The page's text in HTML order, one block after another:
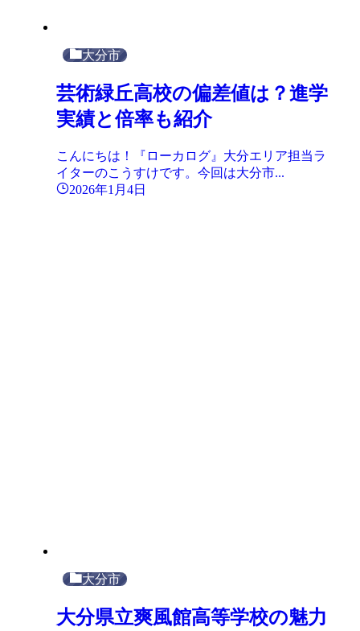
大分市
芸術緑丘高校の偏差値は？進学
実績と倍率も紹介
こんにちは！『ローカログ』大分エリア担当ラ
イターのこうすけです。今回は大分市...
2026年1月4日
大分市
大分県立爽風館高等学校の魅力